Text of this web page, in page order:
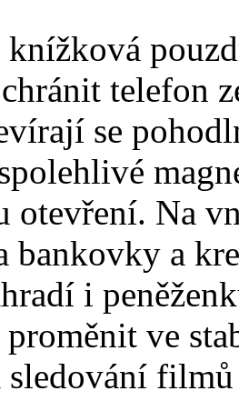
telefon
se
otevření. Na
bankovky a
i
ve
sledování